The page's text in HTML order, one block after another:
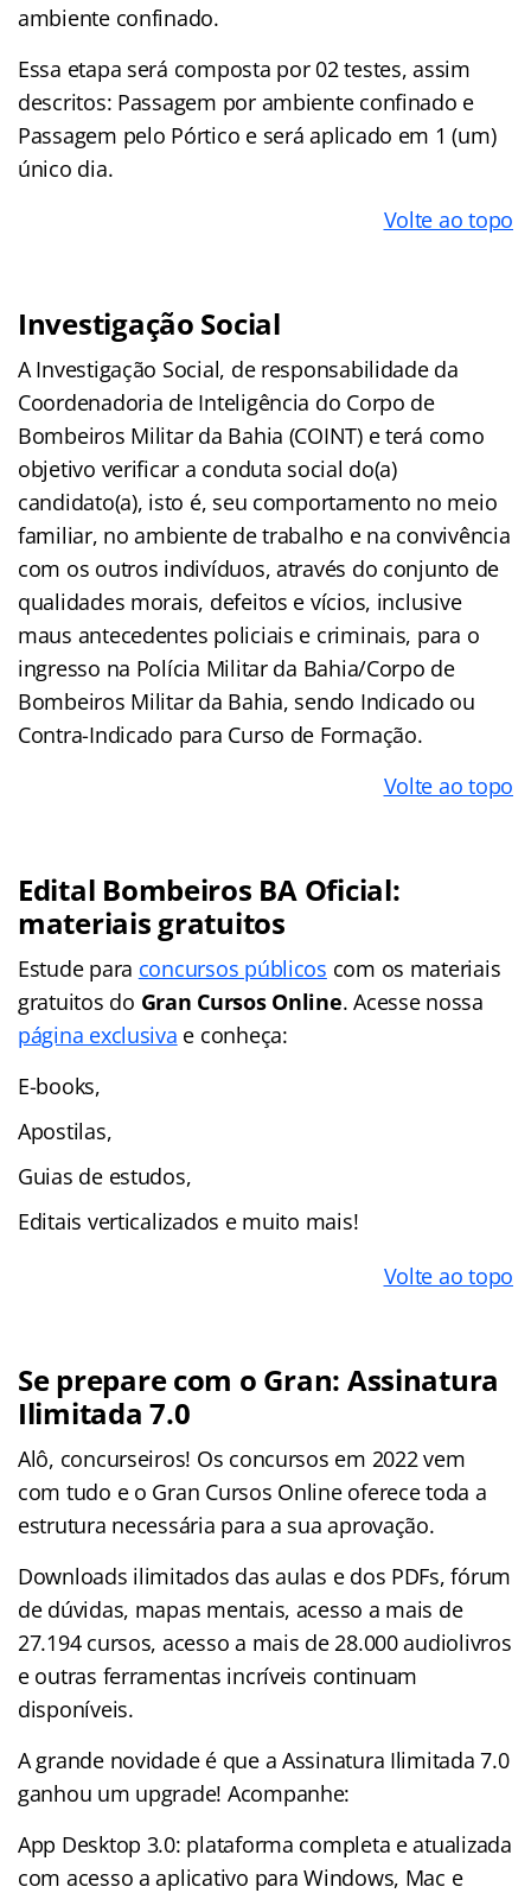
ambiente confinado.
Essa etapa será composta por 02 testes, assim
descritos: Passagem por ambiente confinado e
Passagem pelo Pórtico e será aplicado em 1 (um)
único dia.
Volte ao topo
Investigação Social
A Investigação Social, de responsabilidade da
Coordenadoria de Inteligência do Corpo de
Bombeiros Militar da Bahia (COINT) e terá como
objetivo verificar a conduta social do(a)
candidato(a), isto é, seu comportamento no meio
familiar, no ambiente de trabalho e na convivência
com os outros indivíduos, através do conjunto de
qualidades morais, defeitos e vícios, inclusive
maus antecedentes policiais e criminais, para o
ingresso na Polícia Militar da Bahia/Corpo de
Bombeiros Militar da Bahia, sendo Indicado ou
Contra-Indicado para Curso de Formação.
Volte ao topo
Edital Bombeiros BA Oficial:
materiais gratuitos
Estude para concursos públicos com os materiais
gratuitos do Gran Cursos Online. Acesse nossa
página exclusiva e conheça:
E-books,
Apostilas,
Guias de estudos,
Editais verticalizados e muito mais!
Volte ao topo
Se prepare com o Gran: Assinatura
Ilimitada 7.0
Alô, concurseiros! Os concursos em 2022 vem
com tudo e o Gran Cursos Online oferece toda a
estrutura necessária para a sua aprovação.
Downloads ilimitados das aulas e dos PDFs, fórum
de dúvidas, mapas mentais, acesso a mais de
27.194 cursos, acesso a mais de 28.000 audiolivros
e outras ferramentas incríveis continuam
disponíveis.
A grande novidade é que a Assinatura Ilimitada 7.0
ganhou um upgrade! Acompanhe:
App Desktop 3.0: plataforma completa e atualizada
com acesso a aplicativo para Windows, Mac e